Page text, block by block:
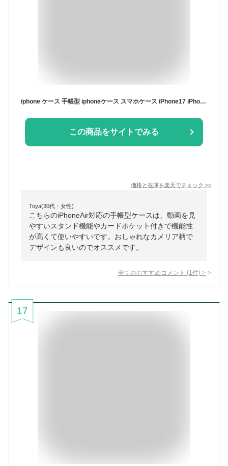
iphone ケース 手帳型 iphoneケース スマホケース iPhone17 iPhone17air iPhone17pro iPhone16e iphone16 iPhone16pro iphone15 iphone14 iPhoneSE iPhone13 15pro mini pro max カメリア 椿 ツバキ 花柄 ベージュ
この商品をサイトでみる
価格と在庫を楽天でチェック >>
Toya(30代・女性)
こちらのiPhoneAir対応の手帳型ケースは、動画を見
やすいスタンド機能やカードポケット付きで機能性
が高くて使いやすいです。おしゃれなカメリア柄で
デザインも良いのでオススメです。
全てのおすすめコメント (1 件) >
17